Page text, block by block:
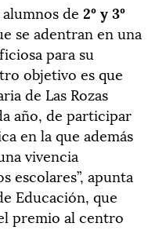
de 2º y 3º
se adentran en una
para su
objetivo es que
de Las Rozas
año, de participar
en la que además
vivencia
escolares”, apunta
Educación, que
premio al centro